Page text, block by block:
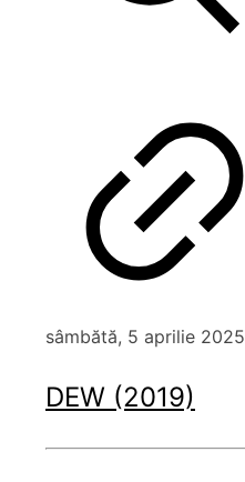
sâmbătă, 5 aprilie 2025
DEW (2019)